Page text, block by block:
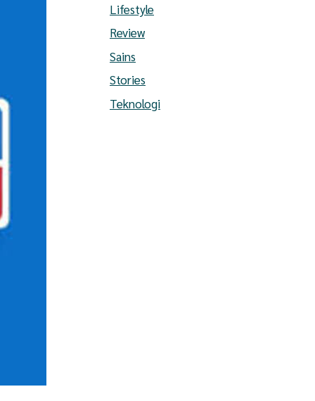
Lifestyle
Review
Sains
Stories
Teknologi